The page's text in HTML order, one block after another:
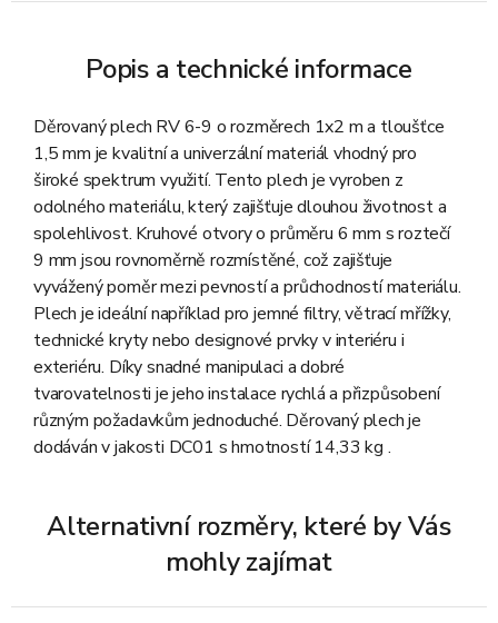
Popis a technické informace
Děrovaný plech RV 6-9 o rozměrech 1x2 m a tloušťce
1,5 mm je kvalitní a univerzální materiál vhodný pro
široké spektrum využití. Tento plech je vyroben z
odolného materiálu, který zajišťuje dlouhou životnost a
spolehlivost. Kruhové otvory o průměru 6 mm s roztečí
9 mm jsou rovnoměrně rozmístěné, což zajišťuje
vyvážený poměr mezi pevností a průchodností materiálu.
Plech je ideální například pro jemné filtry, větrací mřížky,
technické kryty nebo designové prvky v interiéru i
exteriéru. Díky snadné manipulaci a dobré
tvarovatelnosti je jeho instalace rychlá a přizpůsobení
různým požadavkům jednoduché. Děrovaný plech je
dodáván v jakosti DC01 s hmotností 14,33 kg .
Alternativní rozměry, které by Vás
mohly zajímat